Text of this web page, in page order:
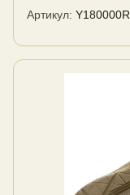
Артикул: Y180000R